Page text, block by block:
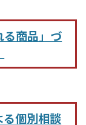
る商品」づ
る個別相談